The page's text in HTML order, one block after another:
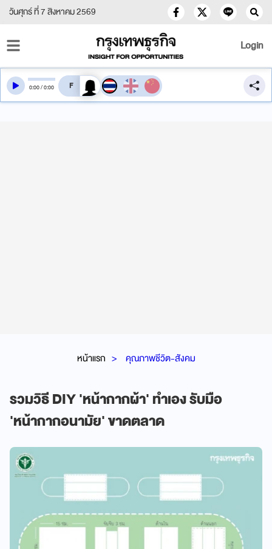
วันศุกร์ ที่ 7 สิงหาคม 2569
Login
หน้าแรก คุณภาพชีวิต-สังคม
รวมวิธี DIY 'หน้ากากผ้า' ทำเอง รับมือ
'หน้ากากอนามัย' ขาดตลาด
0:00/0:00 สลับเสียงอ่าน